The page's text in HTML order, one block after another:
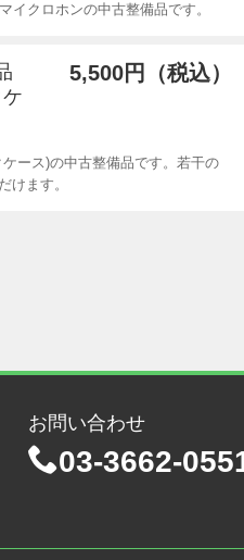
イクロホンの中古整備品です。
5,500円（税込）
ース)の中古整備品です。若干の
けます。
お問い合わせ
03-3662-